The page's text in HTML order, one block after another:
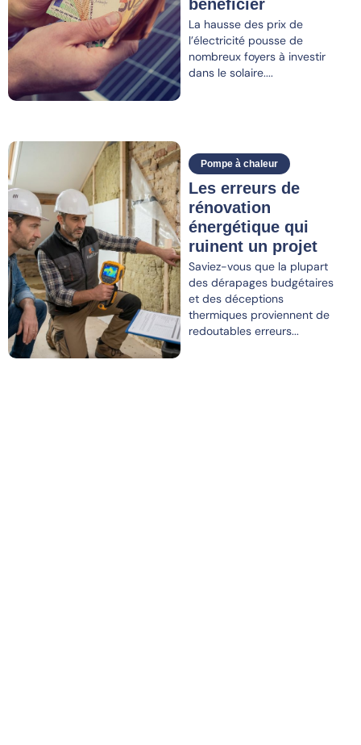
bénéficier
La hausse des prix de
l’électricité pousse de
nombreux foyers à investir
dans le solaire....
Pompe à chaleur
Les erreurs de
rénovation
énergétique qui
ruinent un projet
Saviez-vous que la plupart
des dérapages budgétaires
et des déceptions
thermiques proviennent de
redoutables erreurs...